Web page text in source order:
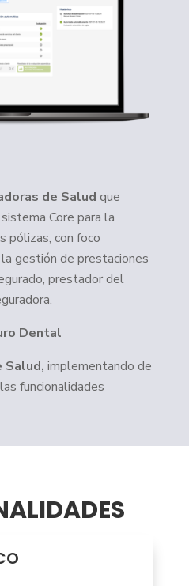
de Salud que
Core para la
pólizas, con foco
gestión de prestaciones
prestador del
Dental
Salud, implementando de
funcionalidades